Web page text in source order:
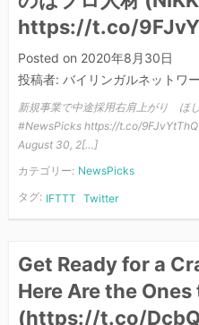
https://t.co/
Posted on 2020年8月30日
投稿者: バイリンガルネットワ
新規事業で中途採用右肩上がり ほ
#NewsPicks https://t.co/
August 30, 2[…]
カテゴリー: NewsPicks
タグ: IFTTT Twitter
Get Ready for a
Here Are the
(https://t.co/